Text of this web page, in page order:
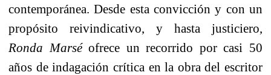
contemporánea. Desde esta convicción y con un
propósito reivindicativo, y hasta justiciero,
Ronda Marsé ofrece un recorrido por casi 50
años de indagación crítica en la obra del escritor